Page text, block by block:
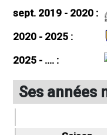
sept. 2019 - 2020 :
2020 - 2025 :
2025 - .... :
Ses années